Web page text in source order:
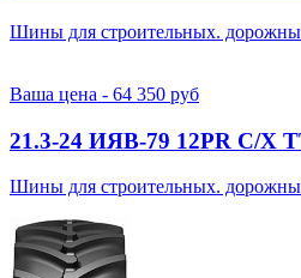
Шины для строительных.
Ваша цена - 64 350 руб
21.3-24 ИЯВ-79 12PR С/Х
Шины для строительных.